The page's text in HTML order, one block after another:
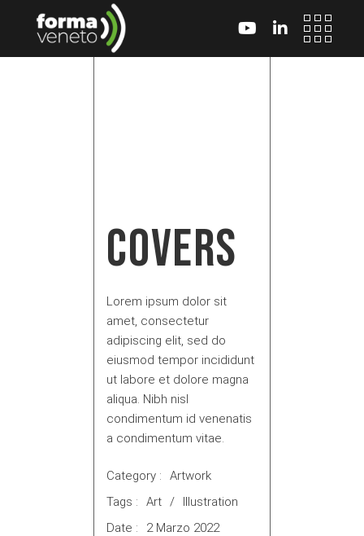
content
COVERS
Lorem ipsum dolor sit
amet, consectetur
adipiscing elit, sed do
eiusmod tempor incididunt
ut labore et dolore magna
aliqua. Nibh nisl
condimentum id venenatis
a condimentum vitae.
Category :
Artwork
Tags :
Art
Illustration
Date :
2 Marzo 2022